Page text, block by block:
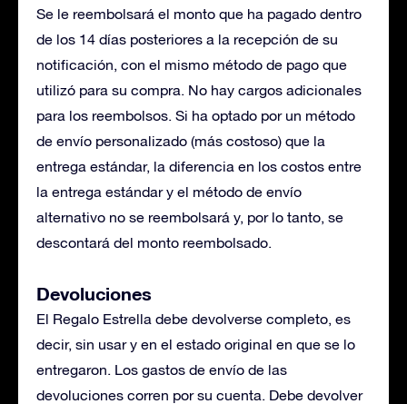
Se le reembolsará el monto que ha pagado dentro
de los 14 días posteriores a la recepción de su
notificación, con el mismo método de pago que
utilizó para su compra. No hay cargos adicionales
para los reembolsos. Si ha optado por un método
de envío personalizado (más costoso) que la
entrega estándar, la diferencia en los costos entre
la entrega estándar y el método de envío
alternativo no se reembolsará y, por lo tanto, se
descontará del monto reembolsado.
Devoluciones
El Regalo Estrella debe devolverse completo, es
decir, sin usar y en el estado original en que se lo
entregaron. Los gastos de envío de las
devoluciones corren por su cuenta. Debe devolver